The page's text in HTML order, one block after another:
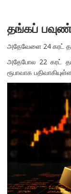
தங்கப்
அதேவேளை 24 கரட்
அதேபோல 22 கரட்
ரூபாவாக